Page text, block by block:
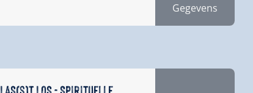
Gegevens